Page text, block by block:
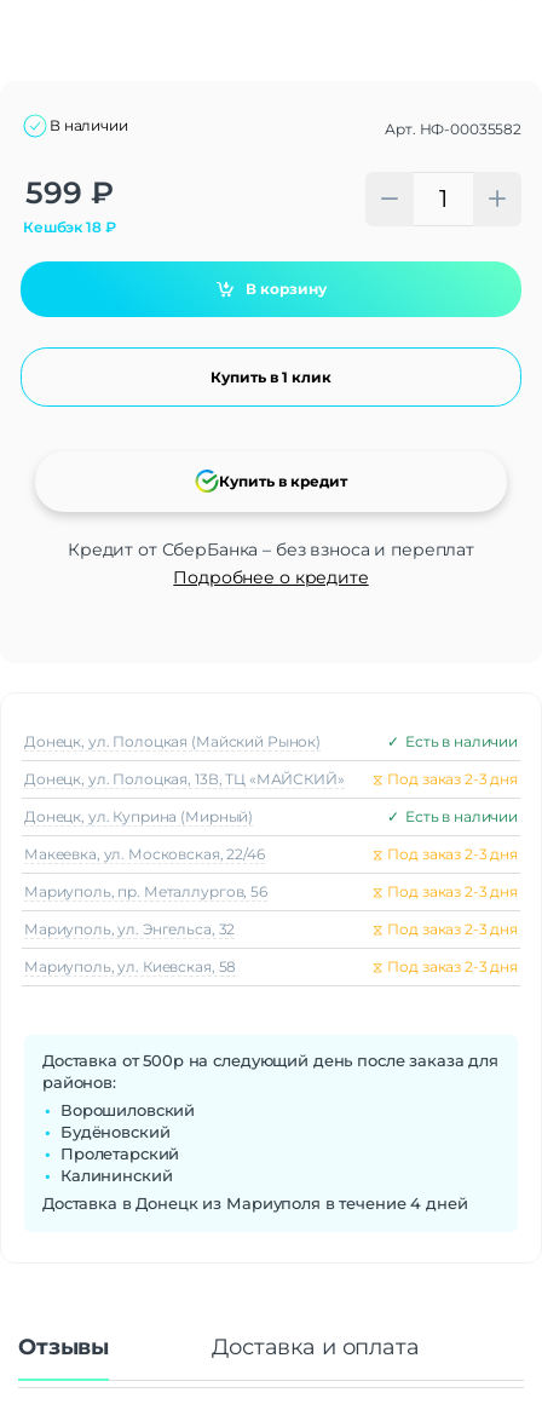
В наличии Арт. НФ-00035582
599 ₽
Кешбэк18₽
В корзину
Купить в 1 клик
Кредит от СберБанка – без взноса и переплат
Подробнее о кредите
Купить в кредит
Alternative:
Донецк, ул. Полоцкая (Майский Рынок) ✓ Есть в наличии
Донецк, ул. Полоцкая, 13В, ТЦ «МАЙСКИЙ» ⧖ Под заказ 2-3 дня
Донецк, ул. Куприна (Мирный) ✓ Есть в наличии
Макеeвка, ул. Московская, 22/46 ⧖ Под заказ 2-3 дня
Мариуполь, пр. Металлургов, 56 ⧖ Под заказ 2-3 дня
Мариуполь, ул. Энгельса, 32 ⧖ Под заказ 2-3 дня
Мариуполь, ул. Киевская, 58 ⧖ Под заказ 2-3 дня
Доставка от 500р на следующий день после заказа для
районов:
Ворошиловский
Будёновский
Пролетарский
Калининский
Доставка в Донецк из Мариуполя в течение 4 дней
Отзывы Доставка и оплата